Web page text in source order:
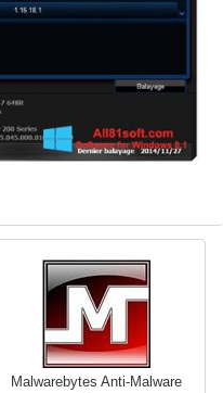
Malwarebytes Anti-Malware